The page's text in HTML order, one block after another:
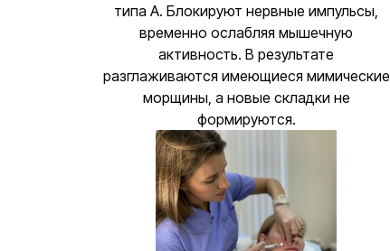
типа А. Блокируют нервные импульсы,
временно ослабляя мышечную
активность. В результате
разглаживаются имеющиеся мимические
морщины, а новые складки не
формируются.